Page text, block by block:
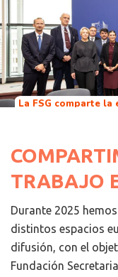
La FSG comparte
TRABAJO
Durante 2025
distintos espacios
difusión, con el
Fundación